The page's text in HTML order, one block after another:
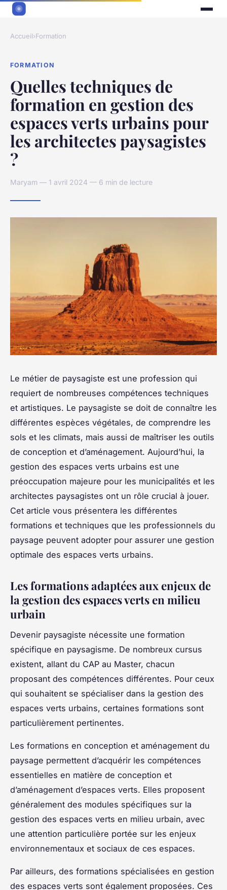
Accueil›Formation
FORMATION
Quelles techniques de
formation en gestion des
espaces verts urbains pour
les architectes paysagistes
?
Maryam — 1 avril 2024 — 6 min de lecture
Le métier de paysagiste est une profession qui
requiert de nombreuses compétences techniques
et artistiques. Le paysagiste se doit de connaître les
différentes espèces végétales, de comprendre les
sols et les climats, mais aussi de maîtriser les outils
de conception et d’aménagement. Aujourd’hui, la
gestion des espaces verts urbains est une
préoccupation majeure pour les municipalités et les
architectes paysagistes ont un rôle crucial à jouer.
Cet article vous présentera les différentes
formations et techniques que les professionnels du
paysage peuvent adopter pour assurer une gestion
optimale des espaces verts urbains.
Les formations adaptées aux enjeux de
la gestion des espaces verts en milieu
urbain
Devenir paysagiste nécessite une formation
spécifique en paysagisme. De nombreux cursus
existent, allant du CAP au Master, chacun
proposant des compétences différentes. Pour ceux
qui souhaitent se spécialiser dans la gestion des
espaces verts urbains, certaines formations sont
particulièrement pertinentes.
Les formations en conception et aménagement du
paysage permettent d’acquérir les compétences
essentielles en matière de conception et
d’aménagement d’espaces verts. Elles proposent
généralement des modules spécifiques sur la
gestion des espaces verts en milieu urbain, avec
une attention particulière portée sur les enjeux
environnementaux et sociaux de ces espaces.
Par ailleurs, des formations spécialisées en gestion
des espaces verts sont également proposées. Ces